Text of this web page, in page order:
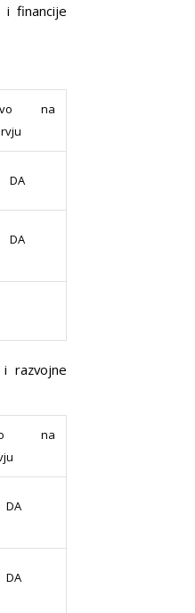
i financije
na
DA
DA
razvojne
na
DA
DA